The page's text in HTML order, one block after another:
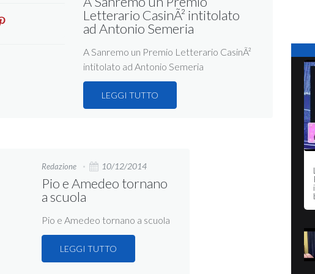
Letterario CasinÃ² intitolato
ad Antonio Semeria
A Sanremo un Premio Letterario CasinÃ²
intitolato ad Antonio Semeria
LEGGI TUTTO
Redazione 10/12/2014
Pio e Amedeo tornano
a scuola
Pio e Amedeo tornano a scuola
LEGGI TUTTO